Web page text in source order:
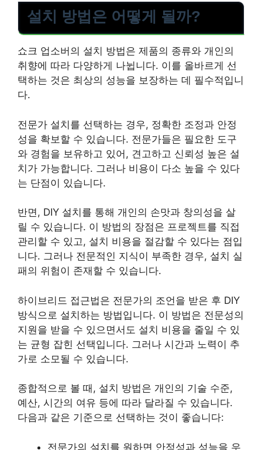
설치 방법은 어떻게 될까?
쇼크 업소버의 설치 방법은 제품의 종류와 개인의
취향에 따라 다양하게 나뉩니다. 이를 올바르게 선
택하는 것은 최상의 성능을 보장하는 데 필수적입니
다.
전문가 설치를 선택하는 경우, 정확한 조정과 안정
성을 확보할 수 있습니다. 전문가들은 필요한 도구
와 경험을 보유하고 있어, 견고하고 신뢰성 높은 설
치가 가능합니다. 그러나 비용이 다소 높을 수 있다
는 단점이 있습니다.
반면, DIY 설치를 통해 개인의 손맛과 창의성을 살
릴 수 있습니다. 이 방법의 장점은 프로젝트를 직접
관리할 수 있고, 설치 비용을 절감할 수 있다는 점입
니다. 그러나 전문적인 지식이 부족한 경우, 설치 실
패의 위험이 존재할 수 있습니다.
하이브리드 접근법은 전문가의 조언을 받은 후 DIY
방식으로 설치하는 방법입니다. 이 방법은 전문성의
지원을 받을 수 있으면서도 설치 비용을 줄일 수 있
는 균형 잡힌 선택입니다. 그러나 시간과 노력이 추
가로 소모될 수 있습니다.
종합적으로 볼 때, 설치 방법은 개인의 기술 수준,
예산, 시간의 여유 등에 따라 달라질 수 있습니다.
다음과 같은 기준으로 선택하는 것이 좋습니다:
전문가의 설치를 원하면 안정성과 성능을 우